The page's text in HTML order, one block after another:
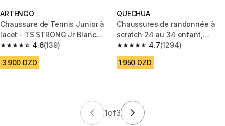
ARTENGO
Chaussure de Tennis Junior à
lacet - TS STRONG Jr Blanc
Argile
4.6
4.6 out of 5 stars from 139 reviews
(139)
3 900 DZD
QUECHUA
Chaussures de randonnée à
scratch 24 au 34 enfant,
NH100 rose4.7
4.7 out of 5 stars from 1294
(1294)
1 950 DZD
1of3